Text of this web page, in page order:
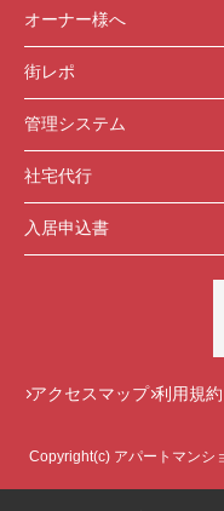
オーナー様へ
街レポ
管理システム
社宅代行
入居申込書
アクセスマップ 利用規約
Copyright(c) アパートマン